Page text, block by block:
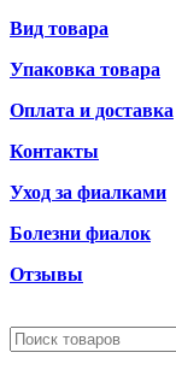
Вид товара
Упаковка товара
Оплата и доставка
Контакты
Уход за фиалками
Болезни фиалок
Отзывы